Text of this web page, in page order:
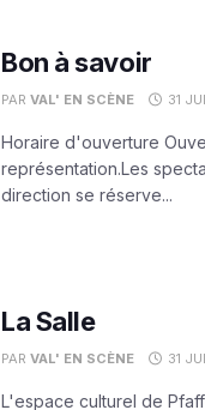
Bon à savoir
PAR VAL' EN SCÈNE 31
Horaire d'ouverture
représentation.Les
direction se réserve...
La Salle
PAR VAL' EN SCÈNE 31
L'espace culturel de